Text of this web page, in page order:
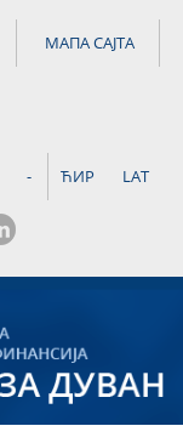
МАПА САЈТА
- ЋИР LAT